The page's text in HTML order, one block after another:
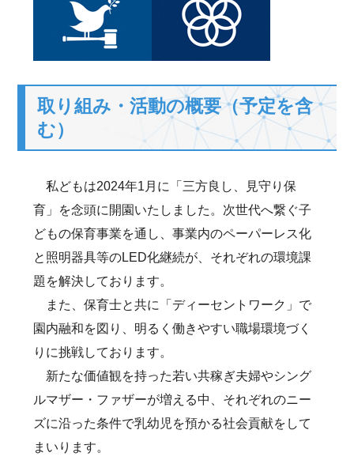
取り組み・活動の概要（予定を含
む）
私どもは2024年1月に「三方良し、見守り保
育」を念頭に開園いたしました。次世代へ繋ぐ子
どもの保育事業を通し、事業内のペーパーレス化
と照明器具等のLED化継続が、それぞれの環境課
題を解決しております。
また、保育士と共に「ディーセントワーク」で
園内融和を図り、明るく働きやすい職場環境づく
りに挑戦しております。
新たな価値観を持った若い共稼ぎ夫婦やシング
ルマザー・ファザーが増える中、それぞれのニー
ズに沿った条件で乳幼児を預かる社会貢献をして
まいります。